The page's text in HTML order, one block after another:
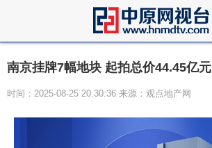
南京挂牌7幅地块 起拍总价44.45亿元
时间：2025-08-25 20:30:36 来源：观点地产网